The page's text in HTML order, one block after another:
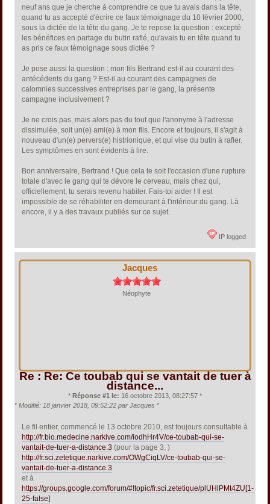
neuf ans que je cherche à comprendre ce que tu avais dans la tête,
quand tu as accepté d'écrire ce faux témoignage du 10 février 2000,
sous la dictée de la tête du gang. Je te repose la question : excepté
les bénéfices en partage du butin raflé, qu'avais tu en tête quand tu
as pris ce faux témoignage sous dictée ?
Je pose aussi la question : mon fils Bertrand est-il au courant des
antécédents du gang ? Est-il au courant des campagnes de
calomnies successives entreprises par le gang, la présente
campagne inclusivement ?
Je ne crois pas, mais alors pas du tout que l'anonyme à l'adresse
dissimulée, soit un(e) ami(e) à mon fils. Encore et toujours, il s'agit à
nouveau d'un(e) pervers(e) histrionique, et qui vise du butin à rafler.
Les symptômes en sont évidents à lire.
Bon anniversaire, Bertrand ! Que cela te soit l'occasion d'une rupture
totale d'avec le gang qui te dévore le cerveau, mais chez qui,
officiellement, tu serais revenu habiter. Fais-toi aider ! Il est
impossible de se réhabiliter en demeurant à l'intérieur du gang. Là
encore, il y a des travaux publiés sur ce sujet.
IP logged
Jacques
Néophyte
Re : Re: Ce toubab qui se vantait de tuer à
distance...
* Réponse #1 le: 16 octobre 2013, 08:27:57 *
* Modifié: 18 janvier 2018, 09:52:22 par Jacques *
Le fil entier, commencé le 13 octobre 2010, est toujours consultable à
http://fr.bio.medecine.narkive.com/iodhHr4V/ce-toubab-qui-se-
vantait-de-tuer-a-distance.3 (pour la page 3, )
http://fr.sci.zetetique.narkive.com/OWgCiqLV/ce-toubab-qui-se-
vantait-de-tuer-a-distance.3
et à
https://groups.google.com/forum/#!topic/fr.sci.zetetique/plUHlPMt4ZU[1-
25-false]